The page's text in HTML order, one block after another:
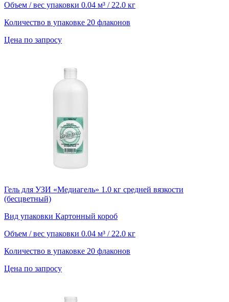
Объем / вес упаковки 0.04 м³ / 22.0 кг
Количество в упаковке 20 флаконов
Цена по запросу
Гель для УЗИ «Медиагель» 1.0 кг средней вязкости
(бесцветный)
Вид упаковки Картонный короб
Объем / вес упаковки 0.04 м³ / 22.0 кг
Количество в упаковке 20 флаконов
Цена по запросу